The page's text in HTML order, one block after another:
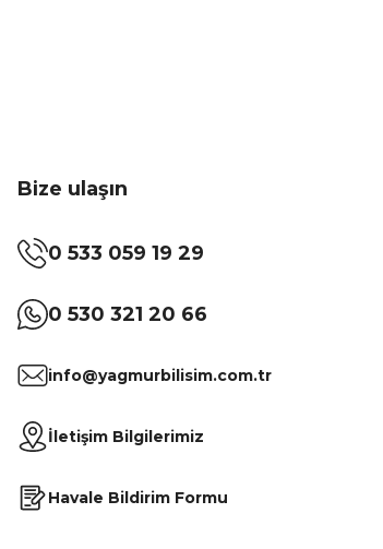
Bize ulaşın
0 533 059 19 29
0 530 321 20 66
info@yagmurbilisim.com.tr
İletişim Bilgilerimiz
Havale Bildirim Formu